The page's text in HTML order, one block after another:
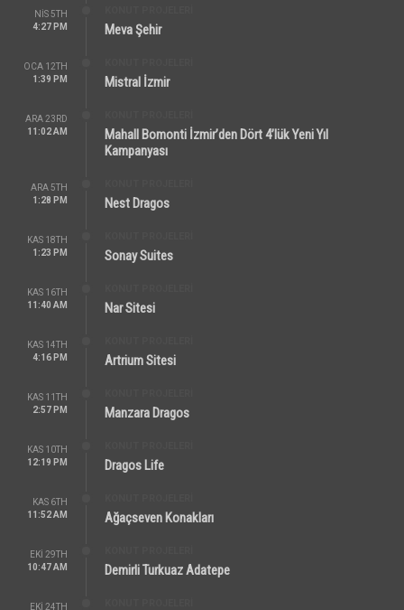
NIS 5TH
4:27 PM
Meva Şehir
OCA 12TH
1:39 PM
Mistral İzmir
ARA 23RD
11:02 AM
Mahall Bomonti İzmir’den Dört 4’lük Yeni Yıl
Kampanyası
ARA 5TH
1:28 PM
Nest Dragos
KAS 18TH
1:23 PM
Sonay Suites
KAS 16TH
11:40 AM
Nar Sitesi
KAS 14TH
4:16 PM
Artrium Sitesi
KAS 11TH
2:57 PM
Manzara Dragos
KAS 10TH
12:19 PM
Dragos Life
KAS 6TH
11:52 AM
Ağaçseven Konakları
EKI 29TH
10:47 AM
Demirli Turkuaz Adatepe
EKI 24TH